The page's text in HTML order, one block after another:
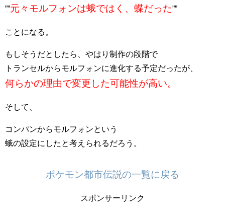
””元々モルフォンは蛾ではく、蝶だった””
ことになる。
もしそうだとしたら、やはり制作の段階で
トランセルからモルフォンに進化する予定だったが、
何らかの理由で変更した可能性が高い。
そして、
コンパンからモルフォンという
蛾の設定にしたと考えられるだろう。
ポケモン都市伝説の一覧に戻る
スポンサーリンク